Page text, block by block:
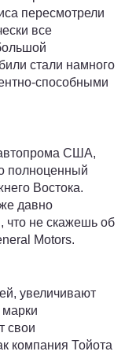
пересмотрели
все
стали намного
способными
автопрома США,
полноценный
Востока.
давно
что не скажешь об
Motors.
увеличивают
марки
свои
компания Тойота